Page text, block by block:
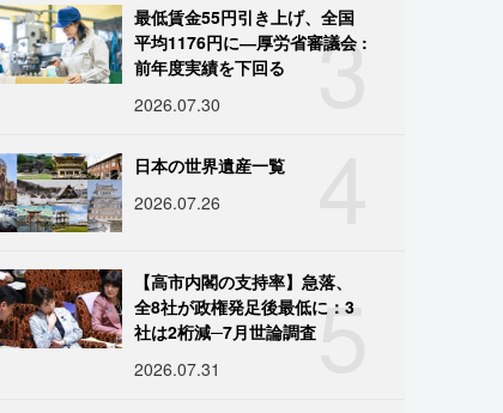
3
最低賃金55円引き上げ、全国
平均1176円に―厚労省審議会 :
前年度実績を下回る
2026.07.30
日本の世界遺産一覧
2026.07.26
5
【高市内閣の支持率】急落、
全8社が政権発足後最低に：3
社は2桁減─7月世論調査
2026.07.31